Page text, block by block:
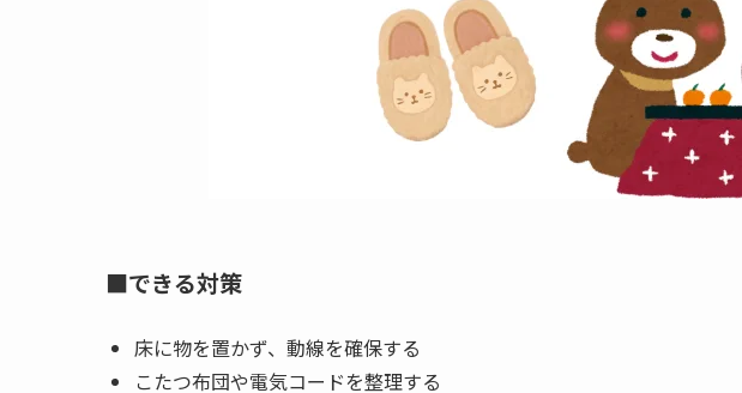
■できる対策
床に物を置かず、動線を確保する
こたつ布団や電気コードを整理する